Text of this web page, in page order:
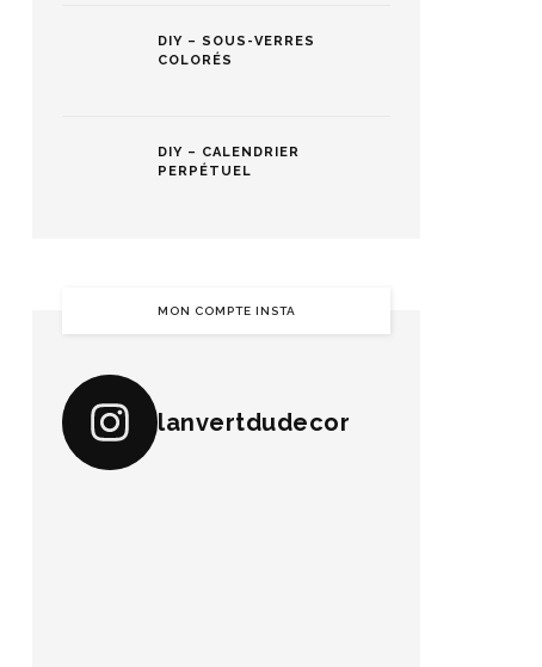
DIY – SOUS-VERRES
COLORÉS
DIY – CALENDRIER
PERPÉTUEL
MON COMPTE INSTA
lanvertdudecor